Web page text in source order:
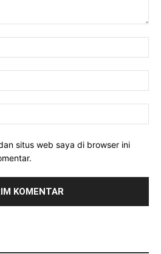
situs web saya di browser ini